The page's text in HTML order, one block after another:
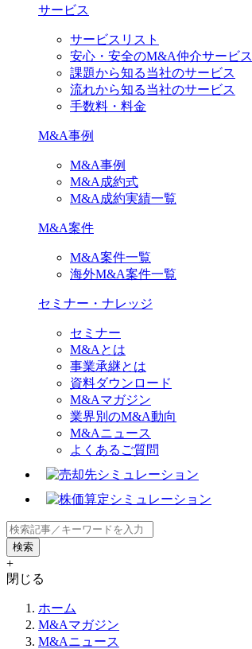
サービス
サービスリスト
安心・安全のM&A仲介サービス
課題から知る当社のサービス
流れから知る当社のサービス
手数料・料金
M&A事例
M&A事例
M&A成約式
M&A成約実績一覧
M&A案件
M&A案件一覧
海外M&A案件一覧
セミナー・ナレッジ
セミナー
M&Aとは
事業承継とは
資料ダウンロード
M&Aマガジン
業界別のM&A動向
M&Aニュース
よくあるご質問
+
閉じる
ホーム
M&Aマガジン
M&Aニュース